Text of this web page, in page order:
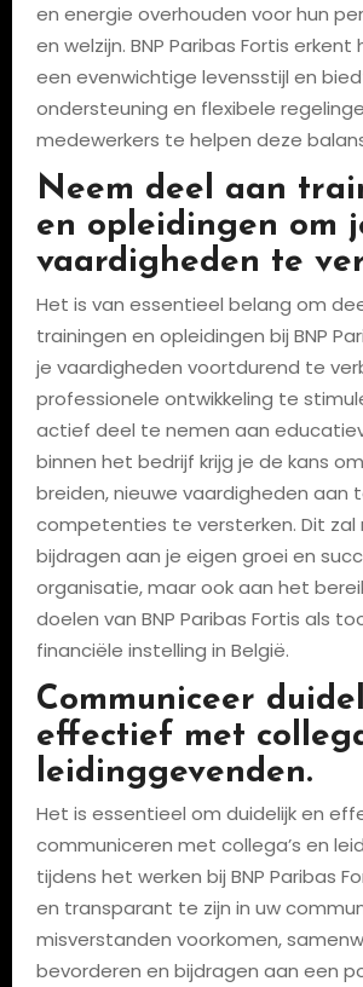
en energie overhouden voor hun
en welzijn. BNP Paribas Fortis
een evenwichtige levensstijl en
ondersteuning en flexibele
medewerkers te helpen deze
Neem deel aan
en opleidingen om
vaardigheden te
Het is van essentieel belang om
trainingen en opleidingen bij BNP
je vaardigheden voortdurend te
professionele ontwikkeling te
actief deel te nemen aan
binnen het bedrijf krijg je de kans
breiden, nieuwe vaardigheden aan
competenties te versterken. Dit zal
bijdragen aan je eigen groei en
organisatie, maar ook aan het
doelen van BNP Paribas Fortis als
financiële instelling in België.
Communiceer
effectief met
leidinggevenden.
Het is essentieel om duidelijk en
communiceren met collega’s en
tijdens het werken bij BNP Paribas
en transparant te zijn in uw
misverstanden voorkomen,
bevorderen en bijdragen aan een